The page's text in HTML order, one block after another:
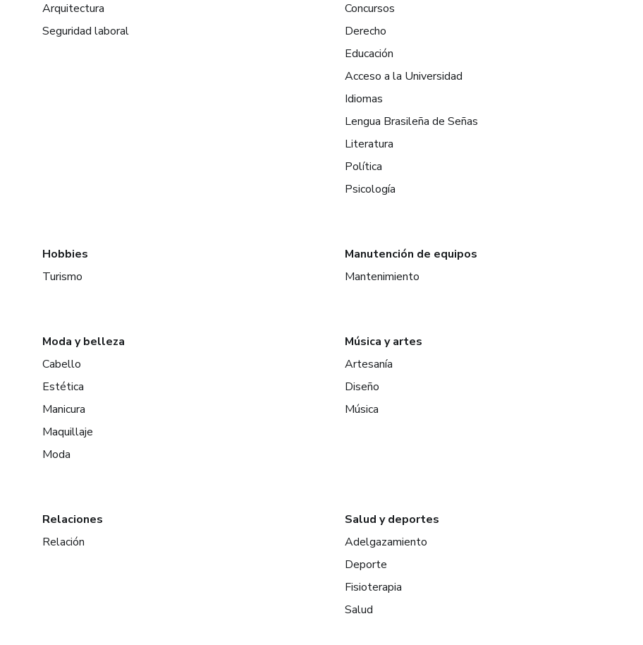
Arquitectura
Seguridad laboral
Concursos
Derecho
Educación
Acceso a la Universidad
Idiomas
Lengua Brasileña de Señas
Literatura
Política
Psicología
Hobbies
Turismo
Manutención de equipos
Mantenimiento
Moda y belleza
Cabello
Estética
Manicura
Maquillaje
Moda
Música y artes
Artesanía
Diseño
Música
Relaciones
Relación
Salud y deportes
Adelgazamiento
Deporte
Fisioterapia
Salud